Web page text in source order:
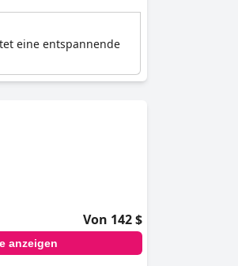
eine entspannende
Von 142 $
anzeigen